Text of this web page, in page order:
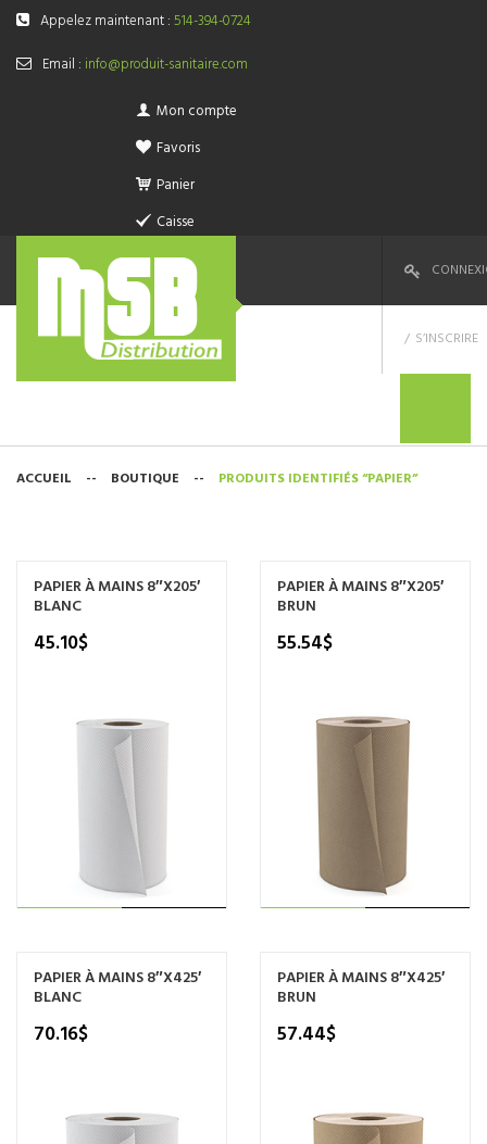
Appelez maintenant :514-394-0724
Email : info@produit-sanitaire.com
Mon compte
Favoris
Panier
Caisse
S’INSCRIRE
ACCUEIL -- BOUTIQUE -- PRODUITS IDENTIFIÉS “PAPIER”
PAPIER À MAINS 8″X205′
BLANC
45.10$
AJOUTER AU
PANIER
PAPIER À MAINS 8″X205′
BRUN
55.54$
AJOUTER AU
PANIER
PAPIER À MAINS 8″X425′
BLANC
70.16$
PAPIER À MAINS 8″X425′
BRUN
57.44$